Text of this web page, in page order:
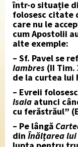
într-o situație
folosesc citate
care nu le
cum Apostolii
alte exemple:
– Sf. Pavel se
Iambres (II
de la curtea lui
– Evreii
Isaia atunci
cu ferăstrăul”
– Pe lângă
din Înălțarea lui